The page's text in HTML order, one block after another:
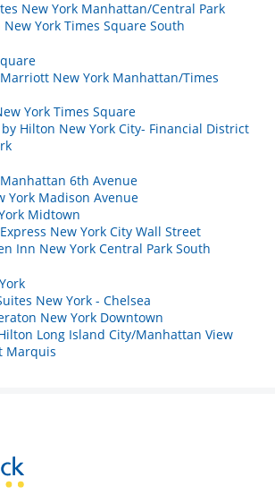
New York Manhattan/Central Park
York Times Square South
New York Manhattan/Times
York Times Square
Hilton New York City- Financial District
6th Avenue
York Madison Avenue
Midtown
New York City Wall Street
Inn New York Central Park South
New York - Chelsea
New York Downtown
Long Island City/Manhattan View
Marquis